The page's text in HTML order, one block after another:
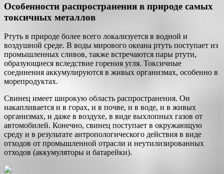
Особенности распространения в природе самых
токсичных металлов
Ртуть в природе более всего локализуется в водной и
воздушной среде. В воды мирового океана ртуть поступает из
промышленных сливов, также встречаются пары ртути,
образующиеся вследствие горения угля. Токсичные
соединения аккумулируются в живых организмах, особенно в
морепродуктах.
Свинец имеет широкую область распространения. Он
накапливается и в горах, и в почве, и в воде, и в живых
организмах, и даже в воздухе, в виде выхлопных газов от
автомобилей. Конечно, свинец поступает в окружающую
среду и в результате антропологического действия в виде
отходов от промышленной отрасли и неутилизированных
отходов (аккумуляторы и батарейки).